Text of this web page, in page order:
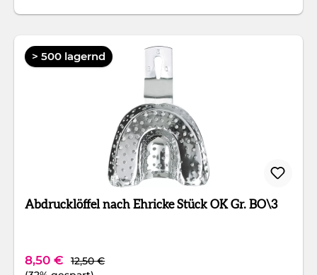
> 500 lagernd
Abdrucklöffel nach Ehricke Stück OK Gr. BO\3
Verkaufspreis:
8,50 € Regulärer Preis:
12,50 €